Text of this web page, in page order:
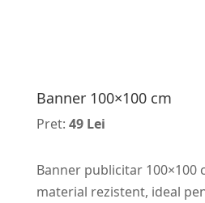
Banner 100×100 cm
Pret: 49 Lei
Banner publicitar 100×100
material rezistent, ideal